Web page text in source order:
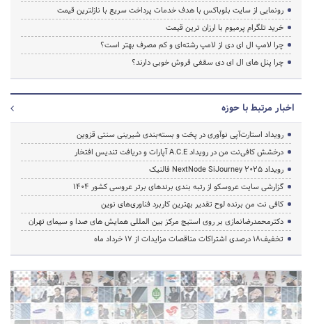
رونمایی از سایت بلوباکس با هدف خدمات پرداخت سریع با نازلترین قیمت
خرید تلگرام پرمیوم با ارزان ترین قیمت
چرا لامپ ال ای دی از لامپ رشته‌ای و کم مصرف بهتر است؟
چرا پنل های ال ای دی سقفی فروش خوبی دارند؟
اخبار مرتبط با حوزه
رویداد استارت‌آپی نوآوری در پخت و بسته‌بندی شیرینی سنتی قزوین
درخشش کافی‌نت من در رویداد A.C.E آپارات و دریافت تندیس افتخار
رویداد NextNode SiJourney 2025 فالنیک
گزارشی سایت عروسکو از رتبه بندی برندهای برتر عروسی کشور 1404
کافی نت من برنده لوح تقدیر بهترین کاربرد فناوری‌های نوین
دکترمحمدرضانمازی بر روی استیج مرکز بین المللی همایش های صدا و سیمای تهران
تخفیف‌18 درصدی اشتراکات مناقصات مزایدات از 17 خرداد ماه